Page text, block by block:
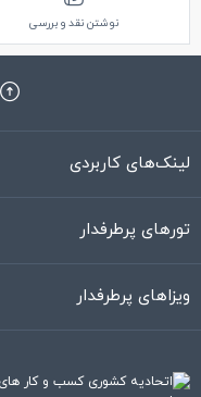
نوشتن نقد و بررسی
لینک‌های کاربردی
تورهای پرطرفدار
ویزاهای پرطرفدار